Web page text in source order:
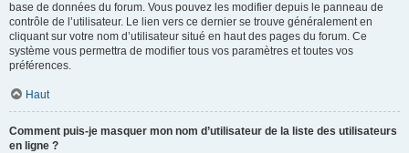
base de données du forum. Vous pouvez les modifier depuis le panneau de
contrôle de l’utilisateur. Le lien vers ce dernier se trouve généralement en
cliquant sur votre nom d’utilisateur situé en haut des pages du forum. Ce
système vous permettra de modifier tous vos paramètres et toutes vos
préférences.
Haut
Comment puis-je masquer mon nom d’utilisateur de la liste des utilisateurs
en ligne ?